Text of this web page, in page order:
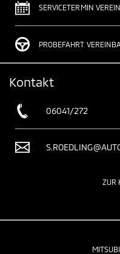
SERVICETERMIN
PROBEFAHRT
Kontakt
06041/272
ZUR